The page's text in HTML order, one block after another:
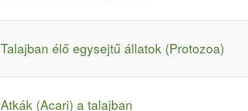
Talajban élő egysejtű állatok (Protozoa)
Atkák (Acari) a talajban